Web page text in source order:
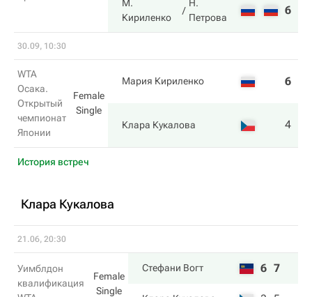
М.
Кириленко
Н.
Петрова
6
30.09, 10:30
WTA
Осака.
Открытый
чемпионат
Японии
Female
Single
Мария Кириленко 6
Клара Кукалова 4
История встреч
Клара Кукалова
21.06, 20:30
Уимблдон
квалификация
Female
Single
Стефани Вогт 6 7